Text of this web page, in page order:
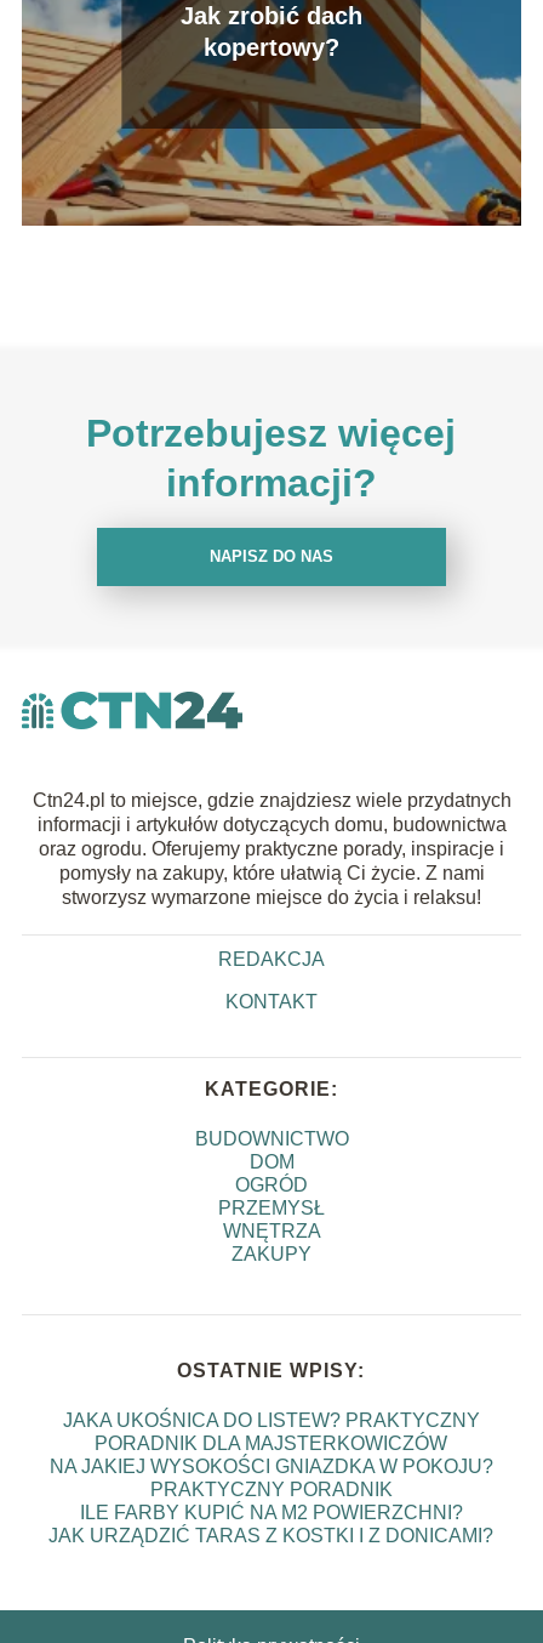
Jak zrobić dach
kopertowy?
Potrzebujesz więcej
informacji?
NAPISZ DO NAS
Ctn24.pl to miejsce, gdzie znajdziesz wiele przydatnych
informacji i artykułów dotyczących domu, budownictwa
oraz ogrodu. Oferujemy praktyczne porady, inspiracje i
pomysły na zakupy, które ułatwią Ci życie. Z nami
stworzysz wymarzone miejsce do życia i relaksu!
REDAKCJA
KONTAKT
KATEGORIE:
BUDOWNICTWO
DOM
OGRÓD
PRZEMYSŁ
WNĘTRZA
ZAKUPY
OSTATNIE WPISY:
JAKA UKOŚNICA DO LISTEW? PRAKTYCZNY
PORADNIK DLA MAJSTERKOWICZÓW
NA JAKIEJ WYSOKOŚCI GNIAZDKA W POKOJU?
PRAKTYCZNY PORADNIK
ILE FARBY KUPIĆ NA M2 POWIERZCHNI?
JAK URZĄDZIĆ TARAS Z KOSTKI I Z DONICAMI?